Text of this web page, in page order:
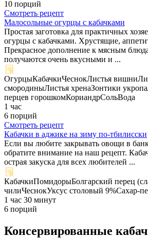
10 порций
Смотреть рецепт
Малосольные огурцы с кабачками
Простая заготовка для практичных
огурцы с кабачками. Хрустящие,
Прекрасное дополнение к мясным
получаются очень вкусными и ...
ОгурцыКабачкиЧеснокЛистья вишни
смородиныЛистья хренаЗонтики укропа
перцев горошкомКориандрСольВода
1 час
6 порций
Смотреть рецепт
Кабачки в аджике на зиму по-тбилисски
Если вы любите закрывать овощи в
обратите внимание на наш рецепт.
острая закуска для всех любителей ...
КабачкиПомидорыБолгарский перец
чилиЧеснокУксус столовый 9%Сахар-
1 час 30 минут
6 порций
Консервированные